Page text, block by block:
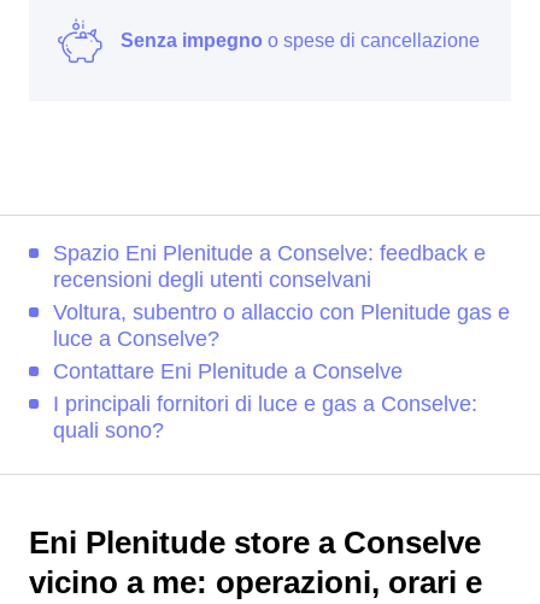
Senza impegno o spese di cancellazione
Spazio Eni Plenitude a Conselve: feedback e
recensioni degli utenti conselvani
Voltura, subentro o allaccio con Plenitude gas e
luce a Conselve?
Contattare Eni Plenitude a Conselve
I principali fornitori di luce e gas a Conselve:
quali sono?
Eni Plenitude store a Conselve
vicino a me: operazioni, orari e